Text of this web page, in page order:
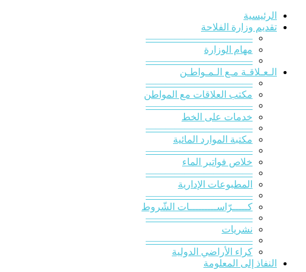
الرئيسية
تقديم وزارة الفلاحة
———————————
مهام الوزارة
———————————
الـعـلاقـة مـع الـمـواطـن
———————————
مكتب العلاقات مع المواطن
———————————
خدمات على الخط
———————————
مكتبة الموارد المائية
———————————
خلاص فواتير الماء
———————————
المطبوعات الإدارية
———————————
كـــــرّاســـــــــات الشّروط
———————————
نشريات
———————————
كراء الأراضي الدولية
النفاذ إلى المعلومة